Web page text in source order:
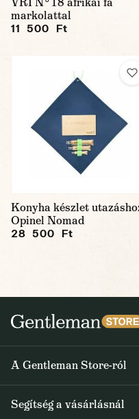
markolattal
11 500 Ft
Konyha készlet
Opinel Nomad
28 500 Ft
A Gentleman Store-ról
Rólunk
Segítség a vásárlásnál